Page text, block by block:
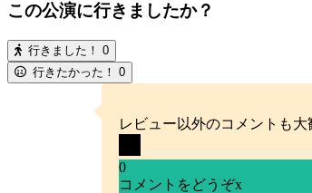
この公演に行きましたか？
行きました！ 0
行きたかった！ 0
レビュー以外のコメントも
0
コメントをどうぞx